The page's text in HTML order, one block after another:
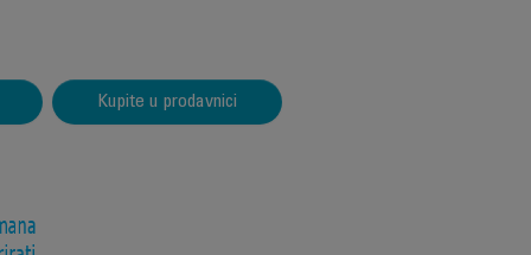
Kupite u prodavnici